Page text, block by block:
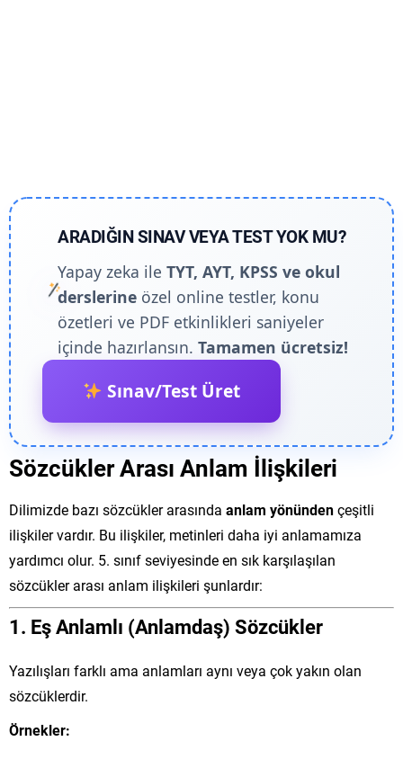
ARADIĞIN SINAV VEYA TEST YOK MU?
Yapay zeka ileTYT, AYT, KPSS ve okul
derslerine özel online testler, konu
özetleri ve PDF etkinlikleri saniyeler
içinde hazırlansın.Tamamen ücretsiz!
Sınav/Test Üret
Sözcükler Arası Anlam İlişkileri
Dilimizde bazı sözcükler arasında anlam yönündençeşitli
ilişkiler vardır. Bu ilişkiler, metinleri daha iyi anlamamıza
yardımcı olur. 5. sınıf seviyesinde en sık karşılaşılan
sözcükler arası anlam ilişkileri şunlardır:
1. Eş Anlamlı (Anlamdaş) Sözcükler
Yazılışları farklı ama anlamları aynı veya çok yakın olan
sözcüklerdir.
Örnekler: